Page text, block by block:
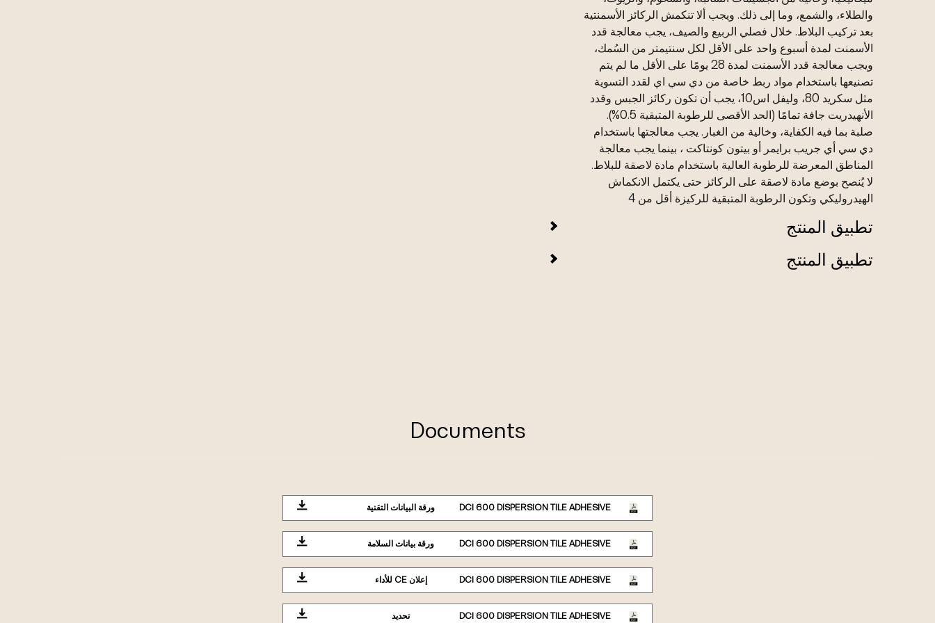
والطلاء، والشمع، وما إلى ذلك. ويجب ألا تنكمش الركائز الأسمنتية
بعد تركيب البلاط. خلال فصلي الربيع والصيف، يجب معالجة قدد
الأسمنت لمدة أسبوع واحد على الأقل لكل سنتيمتر من السُمك،
ويجب معالجة قدد الأسمنت لمدة 28 يومًا على الأقل ما لم يتم
تصنيعها باستخدام مواد ربط خاصة من دي سي اي لقدد التسوية
مثل سكريد 80، وليفل اس10، يجب أن تكون ركائز الجبس وقدد
الأنهيدريت جافة تمامًا (الحد الأقصى للرطوبة المتبقية 0.5%).
صلبة بما فيه الكفاية، وخالية من الغبار. يجب معالجتها باستخدام
دي سي أي جريب برايمر أو بيتون كونتاكت ، بينما يجب معالجة
المناطق المعرضة للرطوبة العالية باستخدام مادة لاصقة للبلاط.
لا يُنصح بوضع مادة لاصقة على الركائز حتى يكتمل الانكماش
الهيدروليكي وتكون الرطوبة المتبقية للركيزة أقل من 4
تطبيق المنتج
تطبيق المنتج
Documents
DCI 600 DISPERSION TILE ADHESIVE ورقة البيانات التقنية
DCI 600 DISPERSION TILE ADHESIVE ورقة بيانات السلامة
DCI 600 DISPERSION TILE ADHESIVE إعلان CE للأداء
DCI 600 DISPERSION TILE ADHESIVE تحديد